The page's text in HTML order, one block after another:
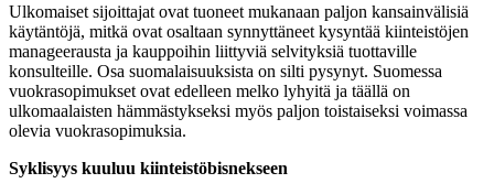
Ulkomaiset sijoittajat ovat tuoneet mukanaan paljon kansainvälisiä
käytäntöjä, mitkä ovat osaltaan synnyttäneet kysyntää kiinteistöjen
manageerausta ja kauppoihin liittyviä selvityksiä tuottaville
konsulteille. Osa suomalaisuuksista on silti pysynyt. Suomessa
vuokrasopimukset ovat edelleen melko lyhyitä ja täällä on
ulkomaalaisten hämmästykseksi myös paljon toistaiseksi voimassa
olevia vuokrasopimuksia.
Syklisyys kuuluu kiinteistöbisnekseen